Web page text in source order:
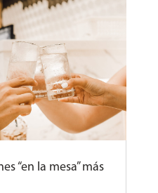
“en la mesa” más